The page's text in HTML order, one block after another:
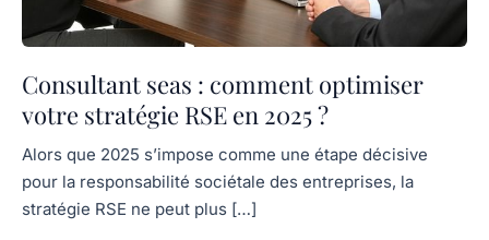
Consultant seas : comment optimiser
votre stratégie RSE en 2025 ?
Alors que 2025 s’impose comme une étape décisive
pour la responsabilité sociétale des entreprises, la
stratégie RSE ne peut plus […]